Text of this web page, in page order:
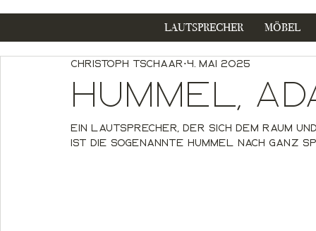
LAUTSPRECHER MÖBEL
Hummel,
Christoph Tschaar 4. Mai 2025
Ein Lautsprecher, der sich dem Raum
ist die sogenannte Hummel nach ganz